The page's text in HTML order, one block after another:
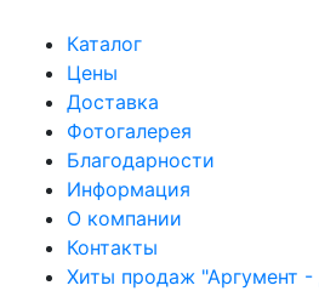
Каталог
Цены
Доставка
Фотогалерея
Благодарности
Информация
О компании
Контакты
Хиты продаж "Аргумент